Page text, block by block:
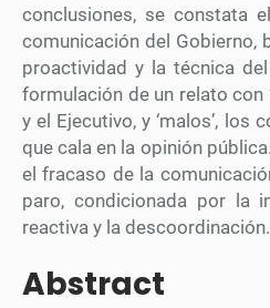
conclusiones, se constata
comunicación del Gobierno,
proactividad y la técnica
formulación de un relato con
y el Ejecutivo, y ‘malos’, los
que cala en la opinión
el fracaso de la
paro, condicionada por la
reactiva y la descoordinación.
Abstract